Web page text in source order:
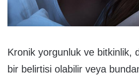
Kronik yorgunluk ve bitkinlik,
bir belirtisi olabilir veya